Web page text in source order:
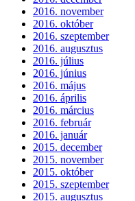
2016. november
2016. október
2016. szeptember
2016. augusztus
2016. július
2016. június
2016. május
2016. április
2016. március
2016. február
2016. január
2015. december
2015. november
2015. október
2015. szeptember
2015. augusztus